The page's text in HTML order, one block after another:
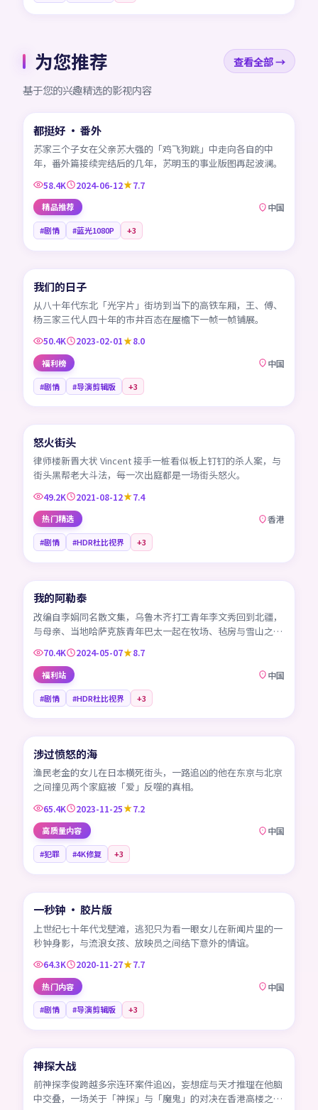
为您推荐
查看全部 →
基于您的兴趣精选的影视内容
CN
都挺好 · 番外
苏家三个子女在父亲苏大强的「鸡飞狗跳」中走向各自的中
年，番外篇接续完结后的几年，苏明玉的事业版图再起波澜。
58.4K 2024-06-12 7.7
精品推荐 中国
#剧情 #蓝光1080P +3
CN
我们的日子
从八十年代东北「光字片」街坊到当下的高铁车厢，王、傅、
杨三家三代人四十年的市井百态在屋檐下一帧一帧铺展。
50.4K 2023-02-01 8.0
福利榜 中国
#剧情 #导演剪辑版 +3
HK
怒火街头
律师楼新晋大状 Vincent 接手一桩看似板上钉钉的杀人案，与
街头黑帮老大斗法，每一次出庭都是一场街头怒火。
49.2K 2021-08-12 7.4
热门精选 香港
#剧情 #HDR杜比视界 +3
CN
我的阿勒泰
改编自李娟同名散文集，乌鲁木齐打工青年李文秀回到北疆，
与母亲、当地哈萨克族青年巴太一起在牧场、毡房与雪山之间
70.4K 2024-05-07 8.7
福利站 中国
#剧情 #HDR杜比视界 +3
CN
涉过愤怒的海
渔民老金的女儿在日本横死街头，一路追凶的他在东京与北京
之间撞见两个家庭被「爱」反噬的真相。
65.4K 2023-11-25 7.2
高质量内容 中国
#犯罪 #4K修复 +3
CN
一秒钟 · 胶片版
上世纪七十年代戈壁滩，逃犯只为看一眼女儿在新闻片里的一
秒钟身影，与流浪女孩、放映员之间结下意外的情谊。
64.3K 2020-11-27 7.7
热门内容 中国
#剧情 #导演剪辑版 +3
HK
神探大战
前神探李俊跨越多宗连环案件追凶，妄想症与天才推理在他脑
中交叠，一场关于「神探」与「魔鬼」的对决在香港高楼之间